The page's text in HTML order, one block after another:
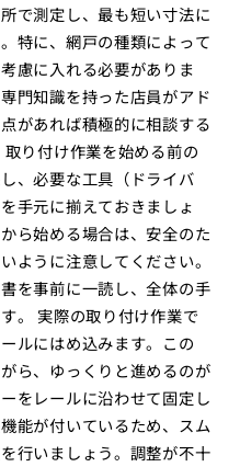
で測定し、最も短い寸法に
特に、網戸の種類によって
慮に入れる必要がありま
門知識を持った店員がアド
があれば積極的に相談する
り付け作業を始める前の
、必要な工具（ドライバ
手元に揃えておきましょ
ら始める場合は、安全のた
ように注意してください。
を事前に一読し、全体の手
。 実際の取り付け作業で
ルにはめ込みます。この
ら、ゆっくりと進めるのが
をレールに沿わせて固定し
能が付いているため、スム
行いましょう。調整が不十